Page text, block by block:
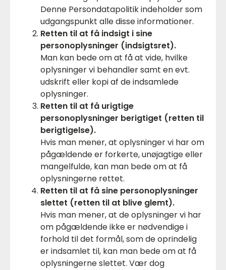
Denne Persondatapolitik indeholder som
udgangspunkt alle disse informationer.
Retten til at få indsigt i sine
personoplysninger (indsigtsret).
Man kan bede om at få at vide, hvilke
oplysninger vi behandler samt en evt.
udskrift eller kopi af de indsamlede
oplysninger.
Retten til at få urigtige
personoplysninger berigtiget (retten til
berigtigelse).
Hvis man mener, at oplysninger vi har om
pågældende er forkerte, unøjagtige eller
mangelfulde, kan man bede om at få
oplysningerne rettet.
Retten til at få sine personoplysninger
slettet (retten til at blive glemt).
Hvis man mener, at de oplysninger vi har
om pågældende ikke er nødvendige i
forhold til det formål, som de oprindelig
er indsamlet til, kan man bede om at få
oplysningerne slettet. Vær dog